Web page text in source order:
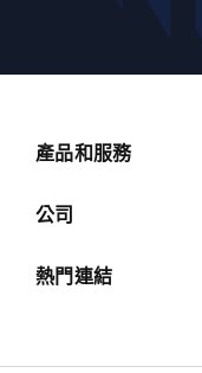
產品和服務
公司
熱門連結